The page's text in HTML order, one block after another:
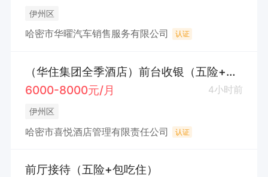
伊州区
哈密市华曜汽车销售服务有限公司 认证
（华住集团全季酒店）前台收银（五险+节日福利+工龄工资+全勤+带薪休假+年假+晋升+华住认证
6000-8000元/月
4小时前
伊州区
哈密市喜悦酒店管理有限责任公司 认证
前厅接待（五险+包吃住）